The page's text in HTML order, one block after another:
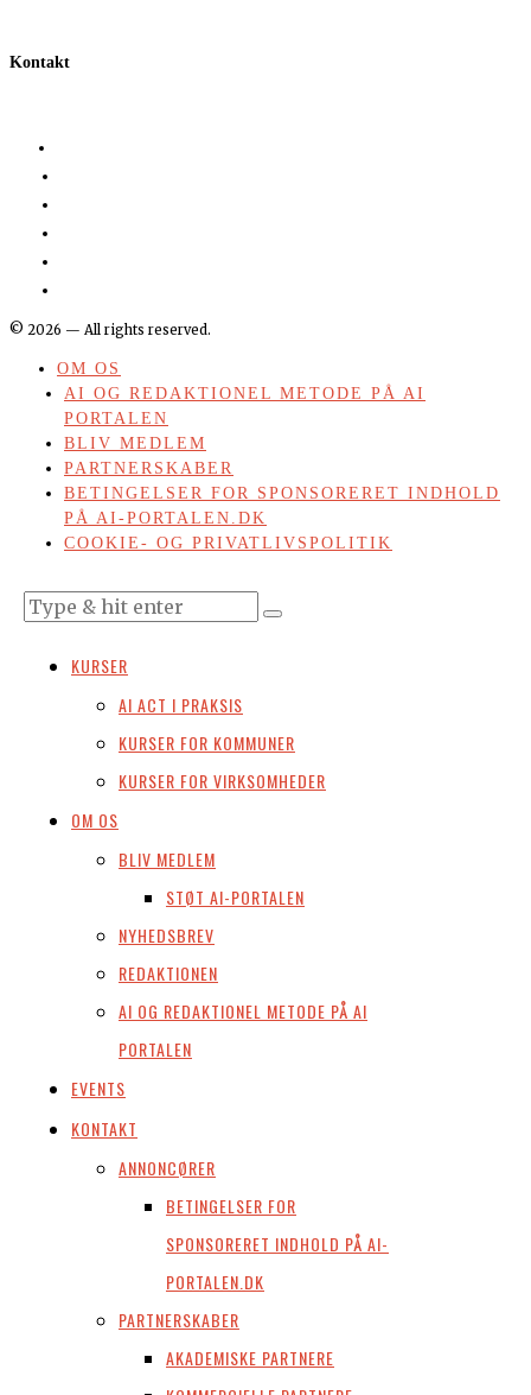
Kontakt
© 2026 — All rights reserved.
OM OS
AI OG REDAKTIONEL METODE PÅ AI
PORTALEN
BLIV MEDLEM
PARTNERSKABER
BETINGELSER FOR SPONSORERET INDHOLD
PÅ AI-PORTALEN.DK
COOKIE- OG PRIVATLIVSPOLITIK
KURSER
AI ACT I PRAKSIS
KURSER FOR KOMMUNER
KURSER FOR VIRKSOMHEDER
OM OS
BLIV MEDLEM
STØT AI-PORTALEN
NYHEDSBREV
REDAKTIONEN
AI OG REDAKTIONEL METODE PÅ AI
PORTALEN
EVENTS
KONTAKT
ANNONCØRER
BETINGELSER FOR
SPONSORERET INDHOLD PÅ AI-
PORTALEN.DK
PARTNERSKABER
AKADEMISKE PARTNERE